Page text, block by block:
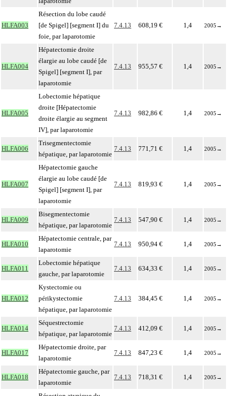
HLFA003
Résection du lobe caudé
[de Spigel] [segment I] du
foie, par laparotomie
7.4.13 608,19 € 1,4 2005 →
HLFA004
Hépatectomie droite
élargie au lobe caudé [de
Spigel] [segment I], par
laparotomie
7.4.13 955,57 € 1,4 2005 →
HLFA005
Lobectomie hépatique
droite [Hépatectomie
droite élargie au segment
IV], par laparotomie
7.4.13 982,86 € 1,4 2005 →
HLFA006
Trisegmentectomie
hépatique, par laparotomie
7.4.13 771,71 € 1,4 2005 →
HLFA007
Hépatectomie gauche
élargie au lobe caudé [de
Spigel] [segment I], par
laparotomie
7.4.13 819,93 € 1,4 2005 →
HLFA009
Bisegmentectomie
hépatique, par laparotomie
7.4.13 547,90 € 1,4 2005 →
HLFA010
Hépatectomie centrale, par
laparotomie
7.4.13 950,94 € 1,4 2005 →
HLFA011
Lobectomie hépatique
gauche, par laparotomie
7.4.13 634,33 € 1,4 2005 →
HLFA012
Kystectomie ou
périkystectomie
hépatique, par laparotomie
7.4.13 384,45 € 1,4 2005 →
HLFA014
Séquestrectomie
hépatique, par laparotomie
7.4.13 412,09 € 1,4 2005 →
HLFA017
Hépatectomie droite, par
laparotomie
7.4.13 847,23 € 1,4 2005 →
HLFA018
Hépatectomie gauche, par
laparotomie
7.4.13 718,31 € 1,4 2005 →